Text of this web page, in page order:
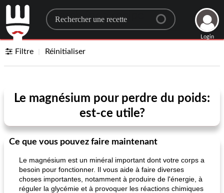
Search for a recipe
Login
Filtre Réinitialiser
Le magnésium pour perdre du poids:
est-ce utile?
Ce que vous pouvez faire maintenant
Le magnésium est un minéral important dont votre corps a
besoin pour fonctionner. Il vous aide à faire diverses
choses importantes, notamment à produire de l'énergie, à
réguler la glycémie et à provoquer les réactions chimiques